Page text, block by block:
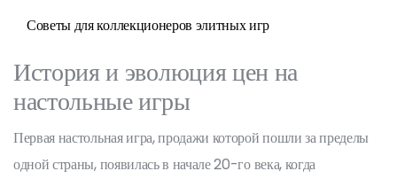
Советы для коллекционеров элитных игр
История и эволюция цен на
настольные игры
Первая настольная игра, продажи которой пошли за пределы
одной страны, появилась в начале 20-го века, когда